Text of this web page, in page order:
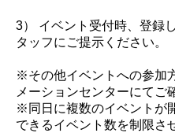
3） イベント受付時、登録
タッフにご提示ください。
※その他イベントへの参加
メーションセンターにてご
※同日に複数のイベントが
できるイベント数を制限さ